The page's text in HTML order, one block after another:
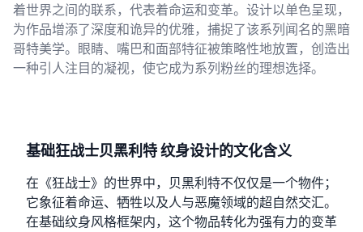
着世界之间的联系，代表着命运和变革。设计以单色呈现，
为作品增添了深度和诡异的优雅，捕捉了该系列闻名的黑暗
哥特美学。眼睛、嘴巴和面部特征被策略性地放置，创造出
一种引人注目的凝视，使它成为系列粉丝的理想选择。
基础狂战士贝黑利特 纹身设计的文化含义
在《狂战士》的世界中，贝黑利特不仅仅是一个物件；
它象征着命运、牺牲以及人与恶魔领域的超自然交汇。
在基础纹身风格框架内，这个物品转化为强有力的变革